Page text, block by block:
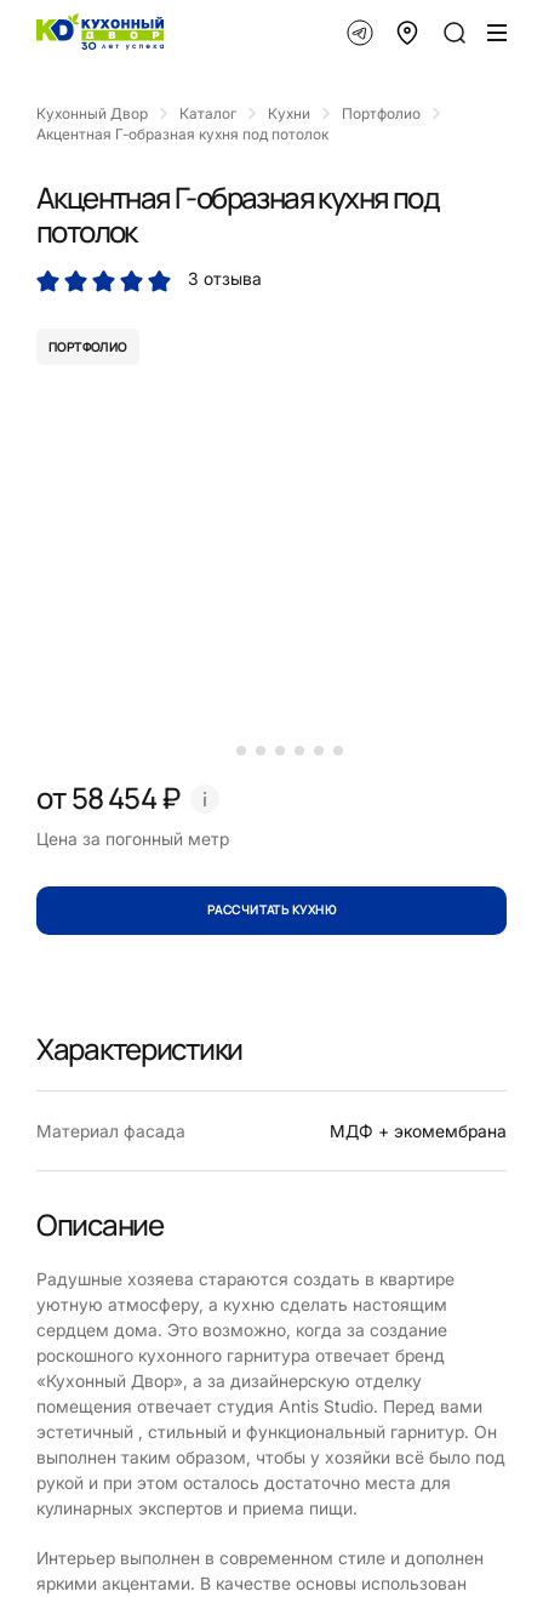
Кухонный Двор Каталог Кухни
Портфолио
Акцентная Г-образная кухня под потолок
Акцентная Г-образная кухня под
потолок
3 отзыва
ПОРТФОЛИО
от 58 454 ₽
Цена за погонный метр
РАССЧИТАТЬ КУХНЮ
Характеристики
Материал фасада МДФ + экомембрана
Описание
Радушные хозяева стараются создать в квартире
уютную атмосферу, а кухню сделать настоящим
сердцем дома. Это возможно, когда за создание
роскошного кухонного гарнитура отвечает бренд
«Кухонный Двор», а за дизайнерскую отделку
помещения отвечает студия Antis Studio. Перед вами
эстетичный , стильный и функциональный гарнитур. Он
выполнен таким образом, чтобы у хозяйки всё было под
рукой и при этом осталось достаточно места для
кулинарных экспертов и приема пищи.
Интерьер выполнен в современном стиле и дополнен
яркими акцентами. В качестве основы использован